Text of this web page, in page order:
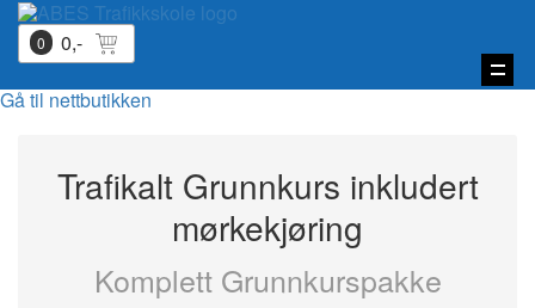
0
0,-
Vis
Gå til nettbutikken
Trafikalt Grunnkurs inkludert
mørkekjøring
Komplett Grunnkurspakke